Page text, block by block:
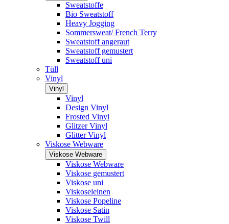
Sweatstoffe
Bio Sweatstoff
Heavy Jogging
Sommersweat/ French Terry
Sweatstoff angeraut
Sweatstoff gemustert
Sweatstoff uni
Tüll
Vinyl
Vinyl
Vinyl
Design Vinyl
Frosted Vinyl
Glitzer Vinyl
Glitter Vinyl
Viskose Webware
Viskose Webware
Viskose Webware
Viskose gemustert
Viskose uni
Viskoseleinen
Viskose Popeline
Viskose Satin
Viskose Twill